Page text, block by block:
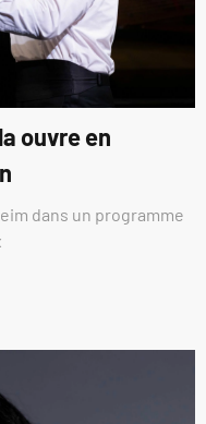
ouvre en
dans un programme